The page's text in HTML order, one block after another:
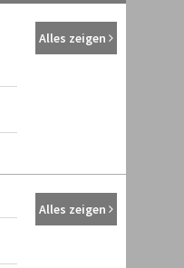
Alles zeigen
Alles zeigen